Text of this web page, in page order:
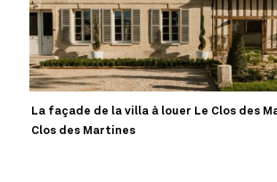
La façade de la villa à louer Le Clos des
Clos des Martines